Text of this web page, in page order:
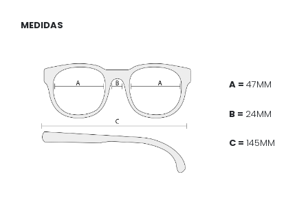
MEDIDAS
A = 47MM
B = 24MM
C = 145MM